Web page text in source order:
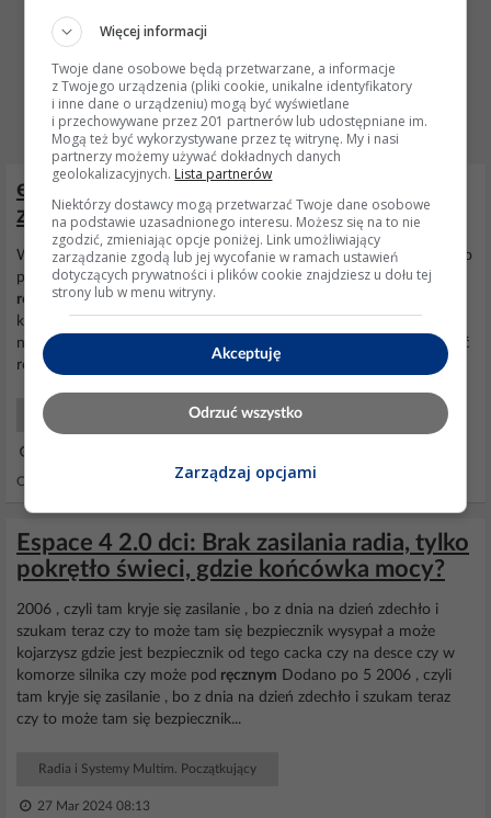
espace IV 2,2dci '05 - nie pali po
zaświeceniu kontrolek ABS, ESP, ASR
Witam!Dziękuję za odzew,w międzyczasie dopisałem parę rzeczy do
poprzedniej wiadomości i zdołałem odblokować hamulec
ręczny,teraz na wyświetlaczu pali się tylko serwis, P w trójkącie i
komunikat "sprawdż hamulec
nieodpala.Czytałem różne posty na ten temat i przyczyny mogą być
różne począwszy od słabego aku,spalonego...
Samochody Mechanika
Odpowiedzi: 3 Wyświetleń: 6258
Espace 4 2.0 dci: Brak zasilania radia, tylko
pokrętło świeci, gdzie końcówka mocy?
2006 , czyli tam kryje się zasilanie , bo z dnia na dzień zdechło i
szukam teraz czy to może tam się bezpiecznik wysypał a może
kojarzysz gdzie jest bezpiecznik od tego cacka czy na desce czy w
komorze silnika czy może pod ręcznym Dodano po 5 2006 , czyli
tam kryje się zasilanie , bo z dnia na dzień zdechło i szukam teraz
czy to może tam się bezpiecznik...
Radia i Systemy Multim. Początkujący
27 Mar 2024 08:13
Więcej informacji
Twoje dane osobowe będą przetwarzane, a informacje
z Twojego urządzenia (pliki cookie, unikalne identyfikatory
i inne dane o urządzeniu) mogą być wyświetlane
i przechowywane przez 201 partnerów lub udostępniane im.
Mogą też być wykorzystywane przez tę witrynę. My i nasi
partnerzy możemy używać dokładnych danych
geolokalizacyjnych. Lista partnerów
Niektórzy dostawcy mogą przetwarzać Twoje dane osobowe
na podstawie uzasadnionego interesu. Możesz się na to nie
zgodzić, zmieniając opcje poniżej. Link umożliwiający
zarządzanie zgodą lub jej wycofanie w ramach ustawień
dotyczących prywatności i plików cookie znajdziesz u dołu tej
strony lub w menu witryny.
Akceptuję
Odrzuć wszystko
Zarządzaj opcjami